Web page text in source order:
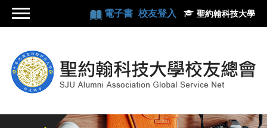
電子書 校友登入 聖約翰科技大學